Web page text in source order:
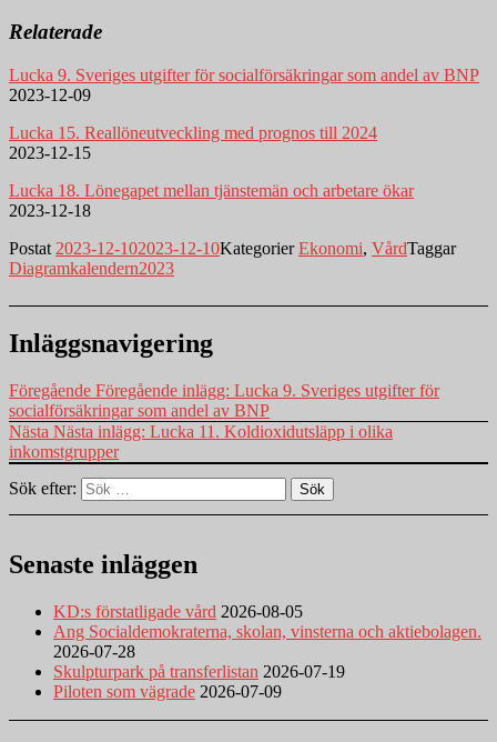
Relaterade
Lucka 9. Sveriges utgifter för socialförsäkringar som andel av BNP
2023-12-09
Lucka 15. Reallöneutveckling med prognos till 2024
2023-12-15
Lucka 18. Lönegapet mellan tjänstemän och arbetare ökar
2023-12-18
Postat 2023-12-102023-12-10KategorierEkonomi, VårdTaggar
Diagramkalendern2023
Inläggsnavigering
Föregående Föregående inlägg: Lucka 9. Sveriges utgifter för
socialförsäkringar som andel av BNP
Nästa Nästa inlägg: Lucka 11. Koldioxidutsläpp i olika
inkomstgrupper
Sök efter:
Sök
Senaste inläggen
KD:s förstatligade vård 2026-08-05
Ang Socialdemokraterna, skolan, vinsterna och aktiebolagen.
2026-07-28
Skulpturpark på transferlistan 2026-07-19
Piloten som vägrade 2026-07-09